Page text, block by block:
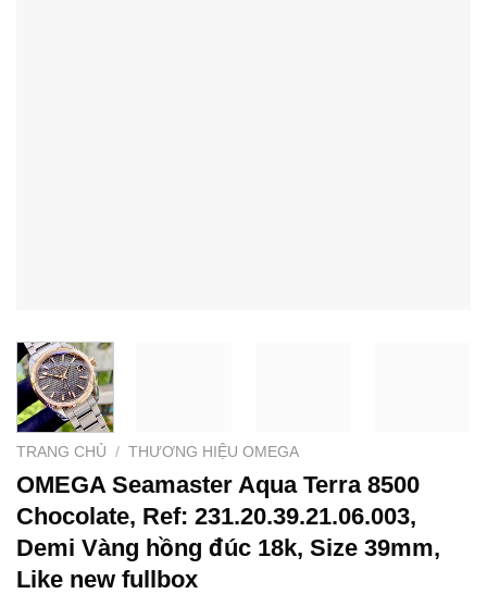
TRANG CHỦ / THƯƠNG HIỆU OMEGA
OMEGA Seamaster Aqua Terra 8500
Chocolate, Ref: 231.20.39.21.06.003,
Demi Vàng hồng đúc 18k, Size 39mm,
Like new fullbox